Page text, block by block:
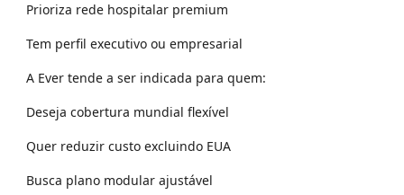
Prioriza rede hospitalar premium
Tem perfil executivo ou empresarial
A Ever tende a ser indicada para quem:
Deseja cobertura mundial flexível
Quer reduzir custo excluindo EUA
Busca plano modular ajustável